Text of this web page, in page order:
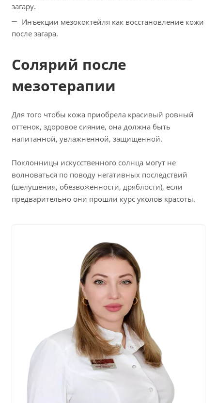
загару.
Инъекции мезококтейля как восстановление кожи
после загара.
Солярий после
мезотерапии
Для того чтобы кожа приобрела красивый ровный
оттенок, здоровое сияние, она должна быть
напитанной, увлажненной, защищенной.
Поклонницы искусственного солнца могут не
волноваться по поводу негативных последствий
(шелушения, обезвоженности, дряблости), если
предварительно они прошли курс уколов красоты.